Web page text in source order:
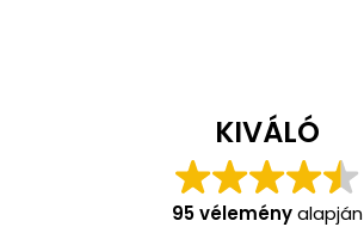
KIVÁLÓ
95 véleményalapján